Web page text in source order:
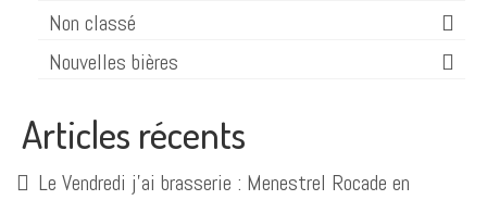
Non classé
Nouvelles bières
Articles récents
Le Vendredi j’ai brasserie : Menestrel Rocade en